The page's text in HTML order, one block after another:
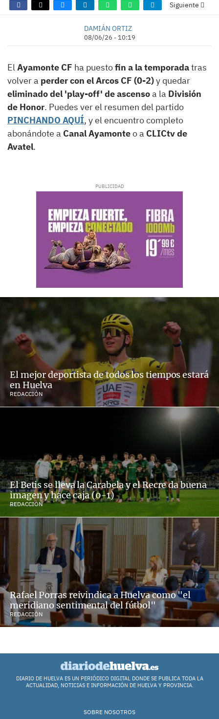
Siguiente
DAMIÁN ORTIZ
08/06/26 - 10:19
ElAyamonte CF ha puestofin a la temporadatras
volver a perder con el Arcos CF (0-2)y quedar
eliminado del 'play-off' de ascensoa la División
de Honor. Puedes ver el resumen del partido
PINCHANDO AQUÍ, y el encuentro completo
abonándote a Canal Ayamonteo a CLICtv de
Avatel.
El mejor deportista de todos los tiempos estará
en Huelva
REDACCIÓN
El Betis se lleva la Carabela y el Recre da buena
imagen y hace caja (0-1)
REDACCIÓN
Rafael Porras reivindica a Huelva como "el
meridiano sentimental del fútbol"
REDACCIÓN
DIARIO DE HUELVA ES UN PERIÓDICO DIGITAL DONDE SE PUBLICA TODA LA
ACTUALIDAD, NOTICIAS E INFORMACIÓN DE HUELVA Y PROVINCIA.
SOBRE NOSOTROS